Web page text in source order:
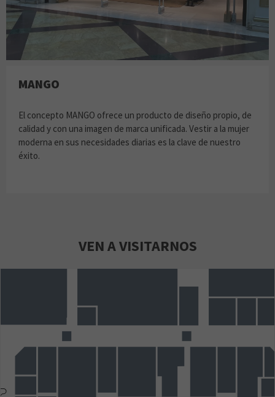
MANGO
El concepto MANGO ofrece un producto de diseño propio, de
calidad y con una imagen de marca unificada. Vestir a la mujer
moderna en sus necesidades diarias es la clave de nuestro
éxito.
VEN A VISITARNOS